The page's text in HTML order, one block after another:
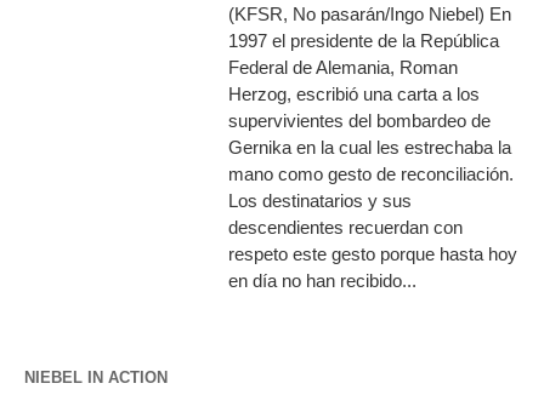
(KFSR, No pasarán/Ingo Niebel) En
1997 el presidente de la República
Federal de Alemania, Roman
Herzog, escribió una carta a los
supervivientes del bombardeo de
Gernika en la cual les estrechaba la
mano como gesto de reconciliación.
Los destinatarios y sus
descendientes recuerdan con
respeto este gesto porque hasta hoy
en día no han recibido...
NIEBEL IN ACTION